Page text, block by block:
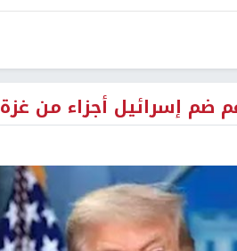
ضم إسرائيل أجزاء من غزة